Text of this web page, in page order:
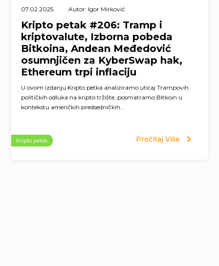
07.02.2025. Autor: Igor Mirković
Kripto petak #206: Tramp i
kriptovalute, Izborna pobeda
Bitkoina, Andean Međedović
osumnjičen za KyberSwap hak,
Ethereum trpi inflaciju
U ovom izdanju Kripto petka analiziramo uticaj Trampovih
političkih odluka na kripto tržište, posmatramo Bitkoin u
kontekstu američkih predsedničkih...
Kripto petak Pročitaj Više